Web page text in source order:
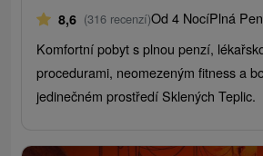
8,6 (316 recenzí)Od 4 NocíPlná
Komfortní pobyt s plnou penzí,
procedurami, neomezeným fitness a
jedinečném prostředí Sklených Teplic.